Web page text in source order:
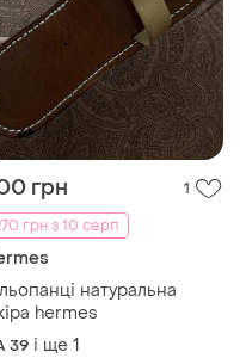
грн
1
грн з 10 серп
натуральна
hermes
39 і ще 1